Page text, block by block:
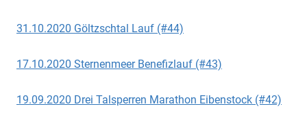
31.10.2020 Göltzschtal Lauf (#44)
17.10.2020 Sternenmeer Benefizlauf (#43)
19.09.2020 Drei Talsperren Marathon Eibenstock (#42)